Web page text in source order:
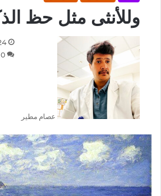
وللأنثى مثل حظ
عصام مطير
0